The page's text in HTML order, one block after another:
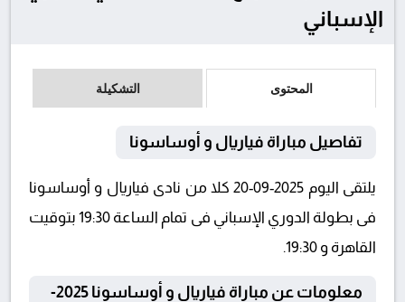
الإسباني
المحتوى التشكيلة
تفاصيل مباراة فياريال و أوساسونا
يلتقى اليوم 2025-09-20 كلا من نادى فياريال و أوساسونا
فى بطولة الدوري الإسباني فى تمام الساعة 19:30 بتوقيت
القاهرة و 19:30.
معلومات عن مباراة فياريال و أوساسونا 2025-